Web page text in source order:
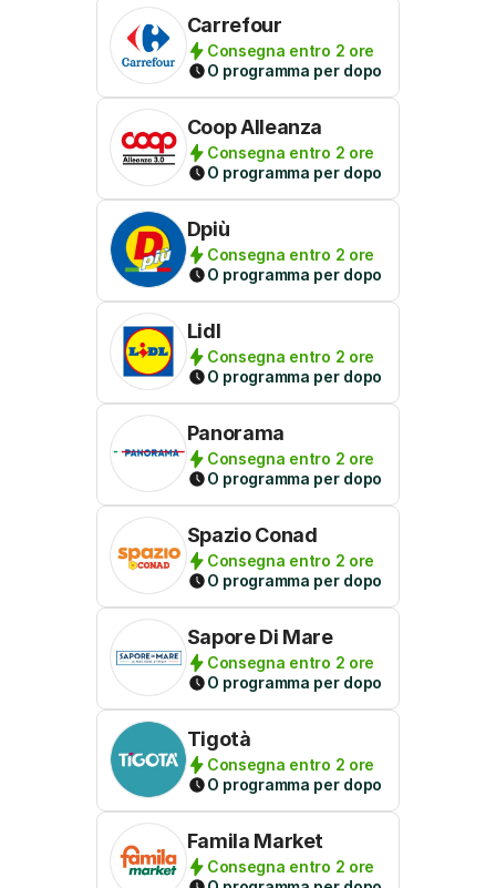
Carrefour
Consegna entro 2 ore
O programma per dopo
Coop Alleanza
Consegna entro 2 ore
O programma per dopo
Dpiù
Consegna entro 2 ore
O programma per dopo
Lidl
Consegna entro 2 ore
O programma per dopo
Panorama
Consegna entro 2 ore
O programma per dopo
Spazio Conad
Consegna entro 2 ore
O programma per dopo
Sapore Di Mare
Consegna entro 2 ore
O programma per dopo
Tigotà
Consegna entro 2 ore
O programma per dopo
Famila Market
Consegna entro 2 ore